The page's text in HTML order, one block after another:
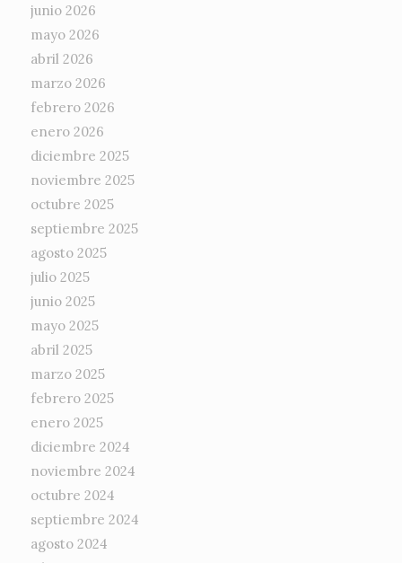
junio 2026
mayo 2026
abril 2026
marzo 2026
febrero 2026
enero 2026
diciembre 2025
noviembre 2025
octubre 2025
septiembre 2025
agosto 2025
julio 2025
junio 2025
mayo 2025
abril 2025
marzo 2025
febrero 2025
enero 2025
diciembre 2024
noviembre 2024
octubre 2024
septiembre 2024
agosto 2024